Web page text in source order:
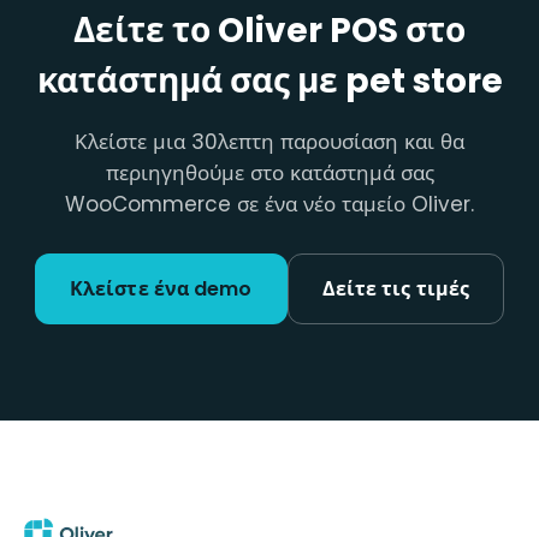
Δείτε το Oliver POS στο
κατάστημά σας με pet store
Κλείστε μια 30λεπτη παρουσίαση και θα
περιηγηθούμε στο κατάστημά σας
WooCommerce σε ένα νέο ταμείο Oliver.
Κλείστε ένα demo Δείτε τις τιμές